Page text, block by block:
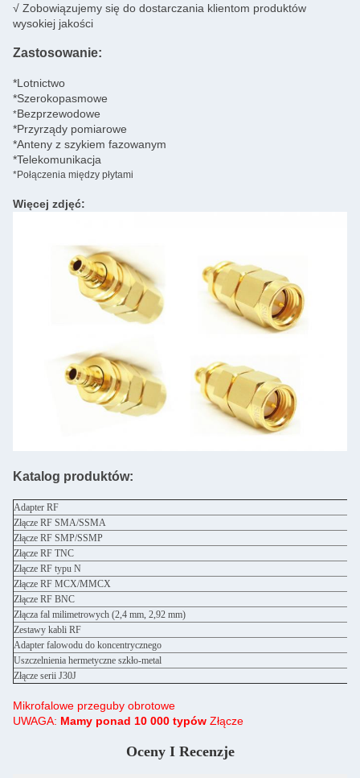
√ Zobowiązujemy się do dostarczania klientom produktów
wysokiej jakości
Zastosowanie:
*Lotnictwo
*Szerokopasmowe
*Bezprzewodowe
*Przyrządy pomiarowe
*Anteny z szykiem fazowanym
*Telekomunikacja
*Połączenia między płytami
Więcej zdjęć:
Katalog produktów:
Adapter RF
Złącze RF SMA/SSMA
Złącze RF SMP/SSMP
Złącze RF TNC
Złącze RF typu N
Złącze RF MCX/MMCX
Złącze RF BNC
Złącza fal milimetrowych (2,4 mm, 2,92 mm)
Zestawy kabli RF
Adapter falowodu do koncentrycznego
Uszczelnienia hermetyczne szkło-metal
Złącze serii J30J
Mikrofalowe przeguby obrotowe
UWAGA: Mamy ponad 10 000 typów Złącze
Oceny I Recenzje